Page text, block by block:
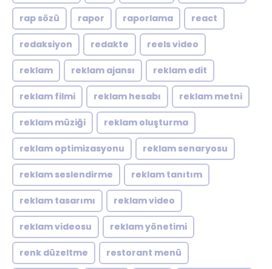
rap sözü rapor raporlama react
redaksiyon redakte reels video
reklam reklam ajansı reklam edit
reklam filmi reklam hesabı reklam metni
reklam müziği reklam oluşturma
reklam optimizasyonu reklam senaryosu
reklam seslendirme reklam tanıtım
reklam tasarımı reklam video
reklam videosu reklam yönetimi
renk düzeltme restorant menü